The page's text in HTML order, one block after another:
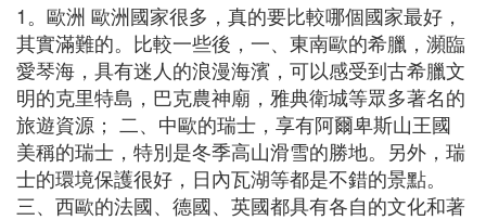
1。歐洲 歐洲國家很多，真的要比較哪個國家最好，
其實滿難的。比較一些後，一、東南歐的希臘，瀕臨
愛琴海，具有迷人的浪漫海濱，可以感受到古希臘文
明的克里特島，巴克農神廟，雅典衛城等眾多著名的
旅遊資源； 二、中歐的瑞士，享有阿爾卑斯山王國
美稱的瑞士，特別是冬季高山滑雪的勝地。另外，瑞
士的環境保護很好，日內瓦湖等都是不錯的景點。
三、西歐的法國、德國、英國都具有各自的文化和著